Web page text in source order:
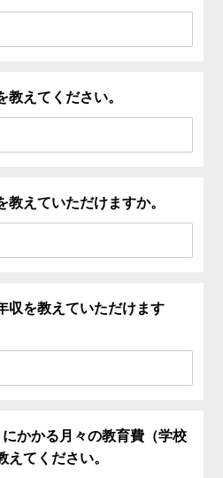
教えてください。
教えていただけますか。
収を教えていただけます
かかる月々の教育費（学校
えてください。